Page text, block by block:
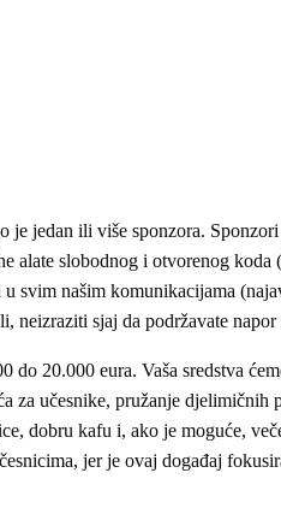
je jedan ili više sponzora.
alate slobodnog i otvorenog
svim našim komunikacijama
neizraziti sjaj da podržavate napor
do 20.000 eura. Vaša sredstva
za učesnike, pružanje djelimičnih
dobru kafu i, ako je moguće,
jer je ovaj događaj